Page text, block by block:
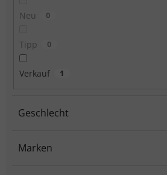
Neu 0
Tipp 0
Verkauf 1
Marken
Geschlecht